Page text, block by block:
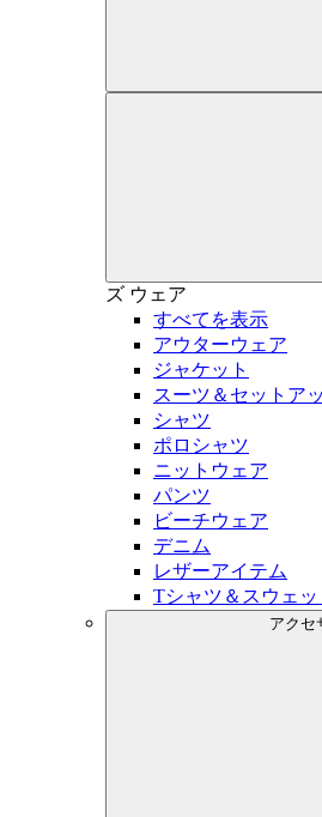
ズ ウェア
すべてを表示
アウターウェア
ジャケット
スーツ＆セットア
シャツ
ポロシャツ
ニットウェア
パンツ
ビーチウェア
デニム
レザーアイテム
Tシャツ＆スウェ
アクセ